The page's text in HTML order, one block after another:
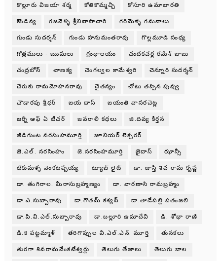
కొల్లూరు విజయా శర్మ కోతికొమ్మచ్చి కోసూరి ఉమాభారతి
కౌండిన్య గజవెళ్ళి శ్రీనివాసాచారి గరిమెళ్ళ గమనాలు
గుండు సుదర్శన్ గుండు హనుమంతరావు గొల్లమూడి సంధ్య
గోత్రములు - ఋషులు గ్రంధాలయం చందకచర్ల రమేశ్ బాబు
చంద్రబోస్ చాణక్య చెంగల్వల కామేశ్వరి చెన్నూరి సుదర్శన్
చెరుకు రామమోహనరావు చైతన్యం చోటు తప్పిన పువ్వు
చౌడారపు శ్రీధర్ జయ దాస్ జయంతి వాసరచెట్ల
జర్నీ ఆఫ్ ఏ టీచర్ జవరాలి కధలు జి.దివ్య కీర్తన
జీడిగుంట నరసింహమూర్తి జూనియర్ లెక్చరర్
జె.ఎల్. నరసింహం జె.నరసింహమూర్తి జైదాస్ ఝాన్సీ
టేకుమళ్ళ వెంకటప్పయ్య ట్యూబ్ లైట్ డా. జాస్తి శివ రామ కృష్ణ
డా. తంగిరాల. మీరాసుబ్రహ్మణ్యం డా. వారణాసి రామబ్రహ్మం
డా.ఎ.సుబ్బారావు డా.గౌతమ్ కశ్యప్ డా.తాడేపల్లి పతంజలి
డా.పి.వి.ఎల్.సుబ్బారావు డా.బల్లూరి ఉమాదేవి డి. శోభా రాణి
డి.కె పట్టమ్మాళ్ తరిగొప్పుల వి.ఎల్.ఎన్. మూర్తి తునకలు
తురగా శివరామవేంకటేశ్వర్లు తెలుగు తేజాలు తెలుగు బాల